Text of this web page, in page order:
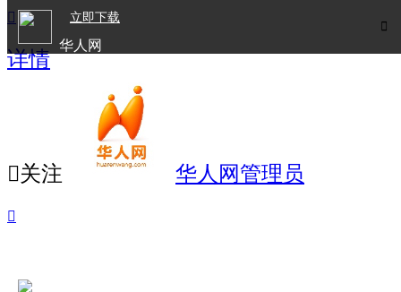

立即下载
华人网

详情
关注 华人网管理员
